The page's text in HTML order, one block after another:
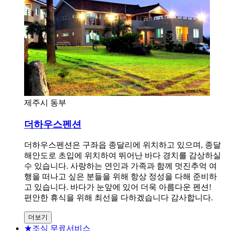
제주시 동부
더하우스펜션
더하우스펜션은 구좌읍 종달리에 위치하고 있으며, 종달
해안도로 초입에 위치하여 뛰어난 바다 경치를 감상하실
수 있습니다. 사랑하는 연인과 가족과 함께 멋진추억 여
행을 떠나고 싶은 분들을 위해 항상 정성을 다해 준비하
고 있습니다. 바다가 눈앞에 있어 더욱 아름다운 펜션!
편안한 휴식을 위해 최선을 다하겠습니다 감사합니다.
더보기
★조식 무료서비스